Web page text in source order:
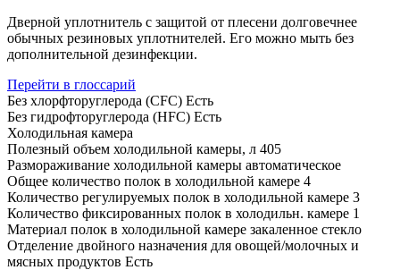
Дверной уплотнитель с защитой от плесени долговечнее
обычных резиновых уплотнителей. Его можно мыть без
дополнительной дезинфекции.
Перейти в глоссарий
Без хлорфторуглерода (CFC) Есть
Без гидрофторуглерода (HFC) Есть
Холодильная камера
Полезный объем холодильной камеры, л 405
Размораживание холодильной камеры автоматическое
Общее количество полок в холодильной камере 4
Количество регулируемых полок в холодильной камере 3
Количество фиксированных полок в холодильн. камере 1
Материал полок в холодильной камере закаленное стекло
Отделение двойного назначения для овощей/молочных и
мясных продуктов Есть